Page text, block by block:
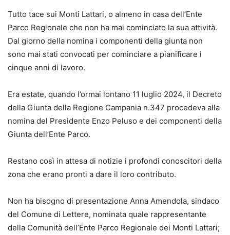
Tutto tace sui Monti Lattari, o almeno in casa dell’Ente
Parco Regionale che non ha mai cominciato la sua attività.
Dal giorno della nomina i componenti della giunta non
sono mai stati convocati per cominciare a pianificare i
cinque anni di lavoro.
Era estate, quando l’ormai lontano 11 luglio 2024, il Decreto
della Giunta della Regione Campania n.347 procedeva alla
nomina del Presidente Enzo Peluso e dei componenti della
Giunta dell’Ente Parco.
Restano così in attesa di notizie i profondi conoscitori della
zona che erano pronti a dare il loro contributo.
Non ha bisogno di presentazione Anna Amendola, sindaco
del Comune di Lettere, nominata quale rappresentante
della Comunità dell’Ente Parco Regionale dei Monti Lattari;